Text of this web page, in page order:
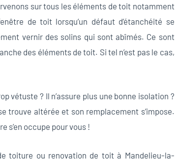
sur tous les éléments de toit notamment
de toit lorsqu’un défaut d’étanchéité se
vernir des solins qui sont abîmés. Ce sont
des éléments de toit. Si tel n’est pas le cas,
vétuste ? Il n’assure plus une bonne isolation ?
trouve altérée et son remplacement s’impose.
s’en occupe pour vous !
toiture ou renovation de toit à Mandelieu-la-